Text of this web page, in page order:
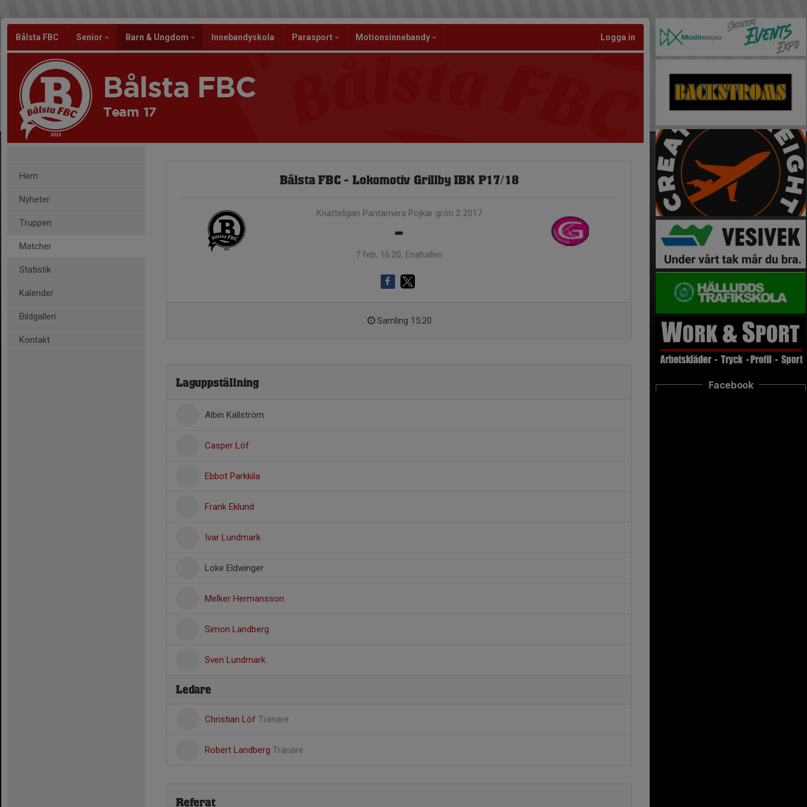
Bålsta FBC Senior Barn & Ungdom Innebandyskola Parasport Motionsinnebandy Logga in
Bålsta FBC
Team 17
Hem
Nyheter
Truppen
Matcher
Statistik
Kalender
Bildgalleri
Kontakt
Bålsta FBC - Lokomotiv Grillby IBK P17/18
Knatteligan Pantamera Pojkar grön 2 2017
-
7 feb, 16:20, Enahallen
Samling 15:20
Laguppställning
Albin Källström
Casper Löf
Ebbot Parkkila
Frank Eklund
Ivar Lundmark
Loke Eldwinger
Melker Hermansson
Simon Landberg
Sven Lundmark
Ledare
Christian Löf Tränare
Robert Landberg Tränare
Referat
Facebook